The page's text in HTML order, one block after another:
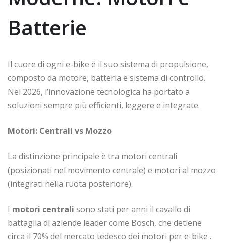
Batterie
Il cuore di ogni e-bike è il suo sistema di propulsione,
composto da motore, batteria e sistema di controllo.
Nel 2026, l’innovazione tecnologica ha portato a
soluzioni sempre più efficienti, leggere e integrate.
Motori: Centrali vs Mozzo
La distinzione principale è tra motori centrali
(posizionati nel movimento centrale) e motori al mozzo
(integrati nella ruota posteriore).
I motori centrali sono stati per anni il cavallo di
battaglia di aziende leader come Bosch, che detiene
circa il 70% del mercato tedesco dei motori per e-bike .